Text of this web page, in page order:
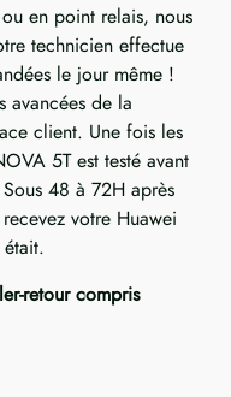
en point relais, nous
technicien effectue
le jour même !
avancées de la
client. Une fois les
5T est testé avant
48 à 72H après
votre Huawei
retour compris